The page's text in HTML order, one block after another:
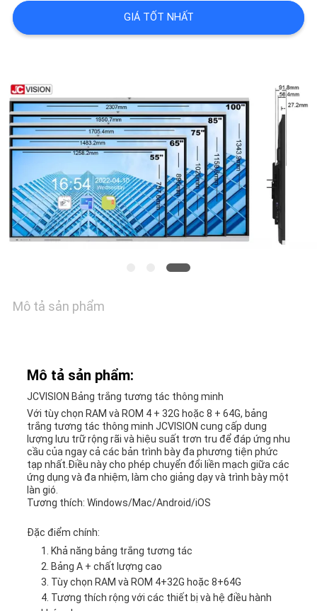
CHÚNG
TÔI
TIN
TỨC
TẤT
CẢ
CÁC
HỢP
CẦU
BÁO
GIÁ
ĐỒ
TRANG
WEB
GIÁ TỐT NHẤT
Mô tả sản phẩm
Mô tả sản phẩm:
JCVISION Bảng trắng tương tác thông minh
Với tùy chọn RAM và ROM 4 + 32G hoặc 8 + 64G, bảng
trắng tương tác thông minh JCVISION cung cấp dung
lượng lưu trữ rộng rãi và hiệu suất trơn tru để đáp ứng nhu
cầu của ngay cả các bản trình bày đa phương tiện phức
tạp nhất.Điều này cho phép chuyển đổi liền mạch giữa các
ứng dụng và đa nhiệm, làm cho giảng dạy và trình bày một
làn gió.
Tương thích: Windows/Mac/Android/iOS
Đặc điểm chính:
Khả năng bảng trắng tương tác
Bảng A + chất lượng cao
Tùy chọn RAM và ROM 4+32G hoặc 8+64G
Tương thích rộng với các thiết bị và hệ điều hành